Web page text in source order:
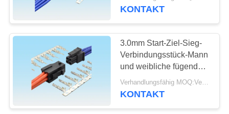
TRETEN
SIE
VERBINDUNG
usb-Art c-
Verbindungsstück
20
Verbindungsstück-250V
KONTAKT
3.0mm Start-Ziel-Sieg-
Verbindungsstück-Mann
und weibliche fügende
unterbringende
schwarze Farbe
Verhandlungsfähig MOQ:Verhandelbar
KONTAKT